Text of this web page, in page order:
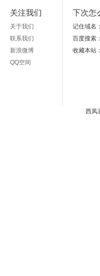
关注我们
关于我们
联系我们
新浪微博
QQ空间
下次怎
记住域名：
百度搜索：
收藏本站：
西凤